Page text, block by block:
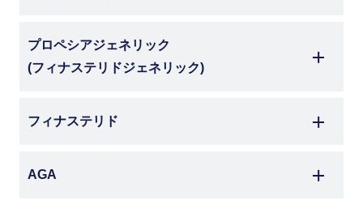
プロペシアジェネリック
(フィナステリドジェネリック)
フィナステリド
AGA